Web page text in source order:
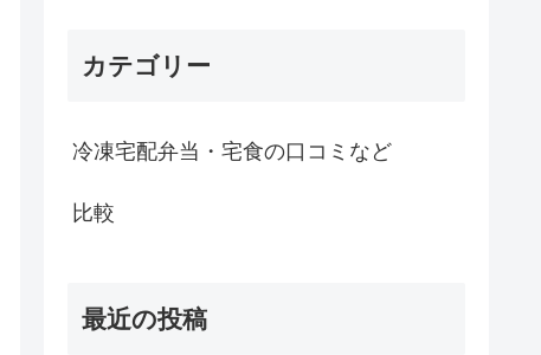
カテゴリー
冷凍宅配弁当・宅食の口コミなど
比較
最近の投稿